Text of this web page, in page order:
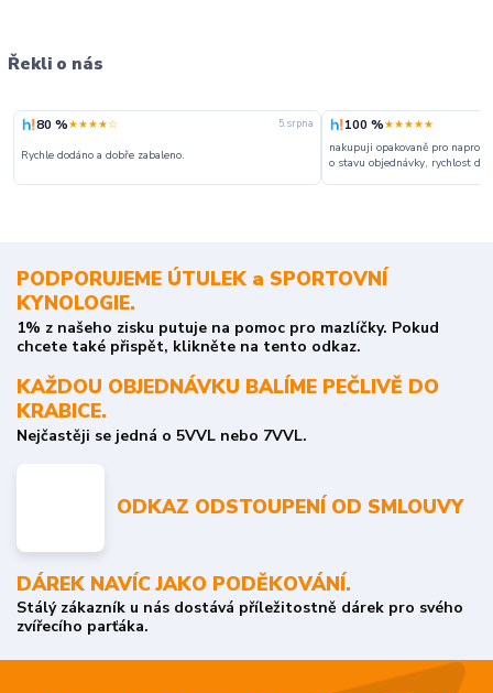
Řekli o nás
80 %★★★★☆ 5. srpna
Rychle dodáno a dobře zabaleno.
100 %★★★★★
nakupuji opakovaně pro
o stavu objednávky, rychlost
PODPORUJEME ÚTULEK a SPORTOVNÍ
KYNOLOGIE.
1% z našeho zisku putuje na pomoc pro mazlíčky. Pokud
chcete také přispět, klikněte na tento odkaz.
KAŽDOU OBJEDNÁVKU BALÍME PEČLIVĚ DO
KRABICE.
Nejčastěji se jedná o 5VVL nebo 7VVL.
ODKAZ ODSTOUPENÍ OD SMLOUVY
DÁREK NAVÍC JAKO PODĚKOVÁNÍ.
Stálý zákazník u nás dostává příležitostně dárek pro svého
zvířecího parťáka.